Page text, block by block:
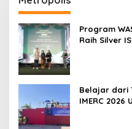
Program
Raih Silver
Belajar dari
IMERC